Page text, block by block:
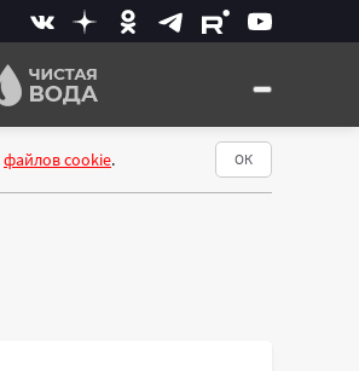
файлов cookie. ОК